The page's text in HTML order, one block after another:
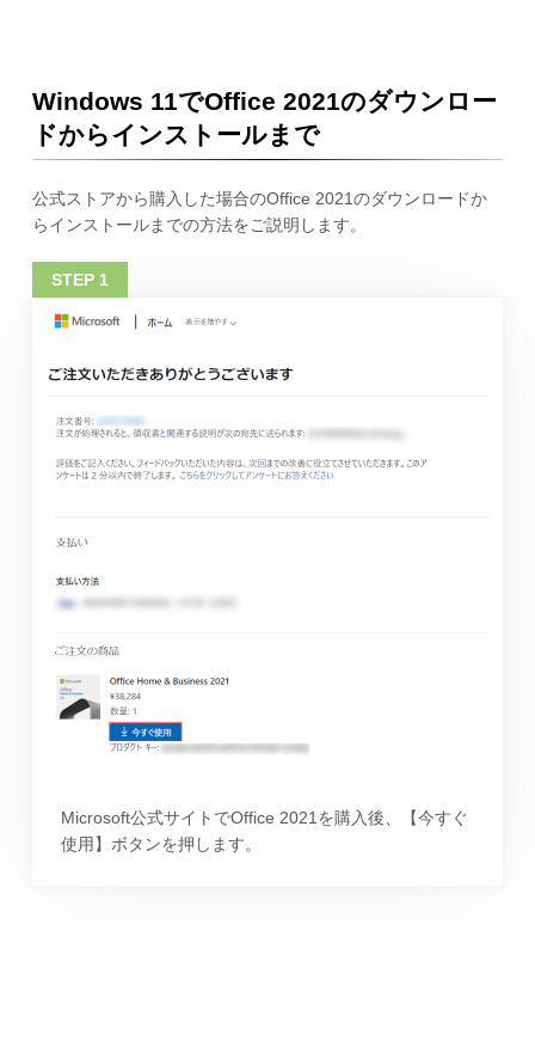
Windows 11でOffice 2021のダウンロー
ドからインストールまで
公式ストアから購入した場合のOffice 2021のダウンロードか
らインストールまでの方法をご説明します。
Microsoft公式サイトでOffice 2021を購入後、【今すぐ
使用】ボタンを押します。